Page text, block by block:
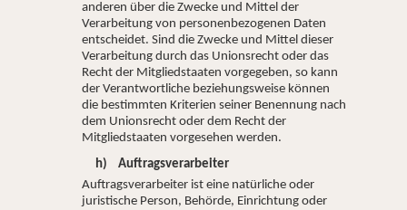
anderen über die Zwecke und Mittel der
Verarbeitung von personenbezogenen Daten
entscheidet. Sind die Zwecke und Mittel dieser
Verarbeitung durch das Unionsrecht oder das
Recht der Mitgliedstaaten vorgegeben, so kann
der Verantwortliche beziehungsweise können
die bestimmten Kriterien seiner Benennung nach
dem Unionsrecht oder dem Recht der
Mitgliedstaaten vorgesehen werden.
h) Auftragsverarbeiter
Auftragsverarbeiter ist eine natürliche oder
juristische Person, Behörde, Einrichtung oder